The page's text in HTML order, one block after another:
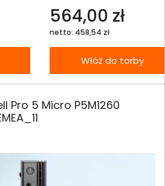
564,00 zł
netto: 458,54 zł
Włóż do torby
Pro 5 Micro P5M1260